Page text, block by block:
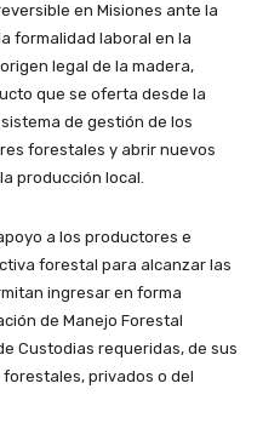
en Misiones ante la
formalidad laboral en la
legal de la madera,
que se oferta desde la
de gestión de los
forestales y abrir nuevos
producción local.
a los productores e
forestal para alcanzar las
ingresar en forma
de Manejo Forestal
Custodias requeridas, de sus
privados o del